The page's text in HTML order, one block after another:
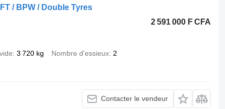
/ BPW / Double Tyres
2 591 000 F CFA
3 720 kg Nombre d'essieux 2
Contacter le vendeur